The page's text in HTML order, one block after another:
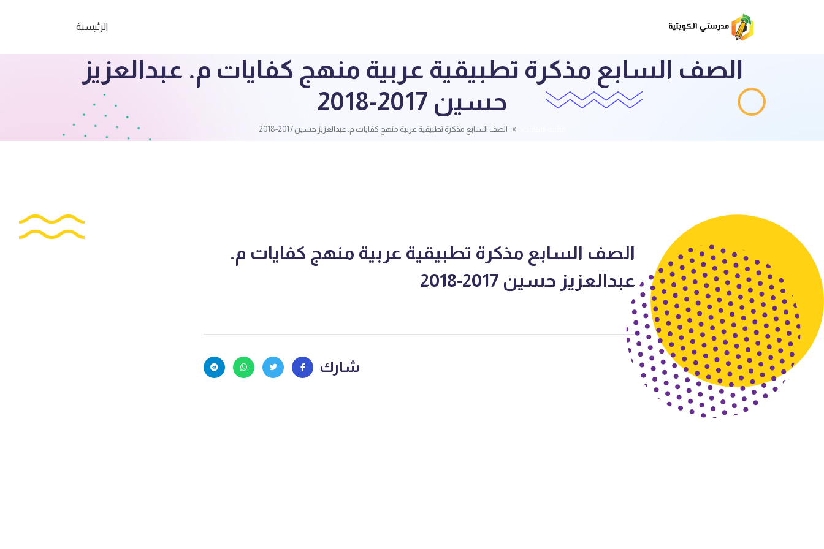
الرئيسية
الصف السابع مذكرة تطبيقية عربية منهج كفايات م. عبدالعزيز
حسين 2017-2018
الصف السابع مذكرة تطبيقية عربية منهج كفايات م. عبدالعزيز حسين 2017-2018
الصف السابع مذكرة تطبيقية عربية منهج كفايات م.
عبدالعزيز حسين 2017-2018
شارك